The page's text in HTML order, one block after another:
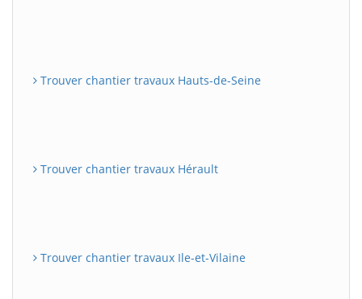
Trouver chantier travaux Hauts-de-Seine
Trouver chantier travaux Hérault
Trouver chantier travaux Ile-et-Vilaine